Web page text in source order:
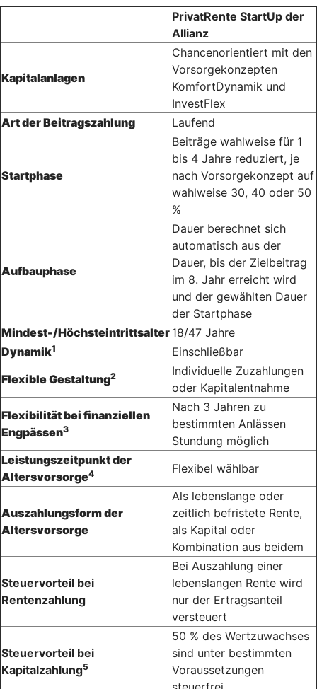
PrivatRente StartUp der
Allianz
Kapitalanlagen
Chancenorientiert mit den
Vorsorgekonzepten
KomfortDynamik und
InvestFlex
Art der Beitragszahlung
Laufend
Startphase
Beiträge wahlweise für 1
bis 4 Jahre reduziert, je
nach Vorsorgekonzept auf
wahlweise 30, 40 oder 50
%
Aufbauphase
Dauer berechnet sich
automatisch aus der
Dauer, bis der Zielbeitrag
im 8. Jahr erreicht wird
und der gewählten Dauer
der Startphase
Mindest-/Höchsteintrittsalter 18/47 Jahre
Dynamik1
Einschließbar
Flexible Gestaltung2
Individuelle Zuzahlungen
oder Kapital­entnahme
Flexibilität bei finanziellen
Engpässen3
Nach 3 Jahren zu
bestimmten Anlässen
Stundung möglich
Leistungszeitpunkt der
Altersvorsorge4 Flexibel wählbar
Auszahlungsform der
Altersvorsorge
Als lebenslange oder
zeitlich befristete Rente,
als Kapital oder
Kombination aus beidem
Steuervorteil bei
Rentenzahlung
Bei Auszahlung einer
lebenslangen Rente wird
nur der Ertragsanteil
versteuert
Steuervorteil bei
Kapitalzahlung5
50 % des Wertzuwachses
sind unter bestimmten
Voraussetzungen